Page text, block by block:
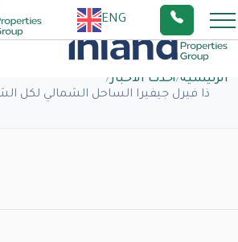
ENG
الرئيسية/أحدث الاخبار/
ذا فيرل جيفيرا الساحل الشمالي لكل